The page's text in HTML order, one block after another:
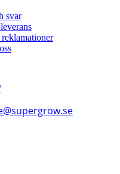
svar